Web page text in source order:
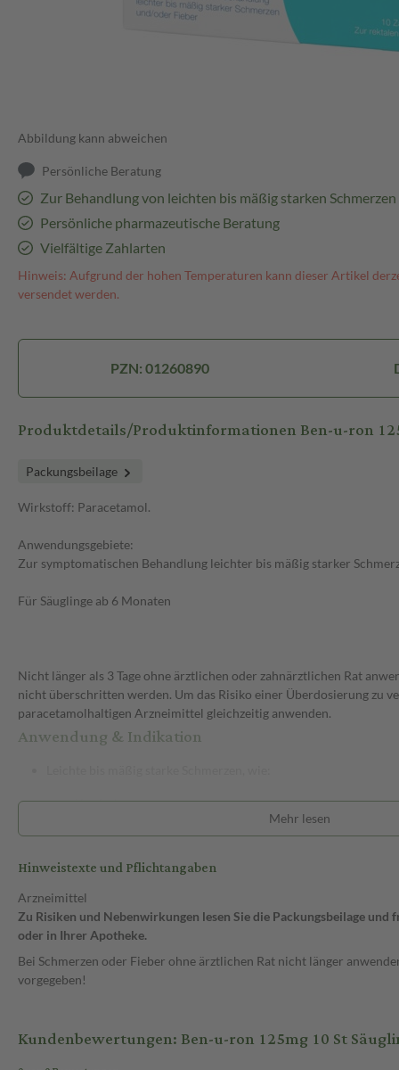
Abbildung kann abweichen
Persönliche Beratung
Zur Behandlung von leichten bis mäßig starken
Persönliche pharmazeutische Beratung
Vielfältige Zahlarten
Hinweis: Aufgrund der hohen Temperaturen kann dieser Artikel
versendet werden.
PZN: 01260890
Produktdetails/Produktinformationen Ben-u-ron
Packungsbeilage
Wirkstoff: Paracetamol.
Anwendungsgebiete:
Zur symptomatischen Behandlung leichter bis mäßig starker
Für Säuglinge ab 6 Monaten
Nicht länger als 3 Tage ohne ärztlichen oder zahnärztlichen Rat
nicht überschritten werden. Um das Risiko einer Überdosierung zu
paracetamolhaltigen Arzneimittel gleichzeitig anwenden.
Anwendung & Indikation
Kopfschmerzen
Zahnschmerzen
Fieber
Anwendungshinweise
Die Gesamtdosis sollte nicht ohne Rücksprache mit einem Arzt oder
Art der Anwendung?
Wasser tauchen.
Mehr lesen
Hinweistexte und Pflichtangaben
Arzneimittel
Zu Risiken und Nebenwirkungen lesen Sie die Packungsbeilage
oder in Ihrer Apotheke.
Bei Schmerzen oder Fieber ohne ärztlichen Rat nicht länger
vorgegeben!
Kundenbewertungen: Ben-u-ron 125mg 10 St